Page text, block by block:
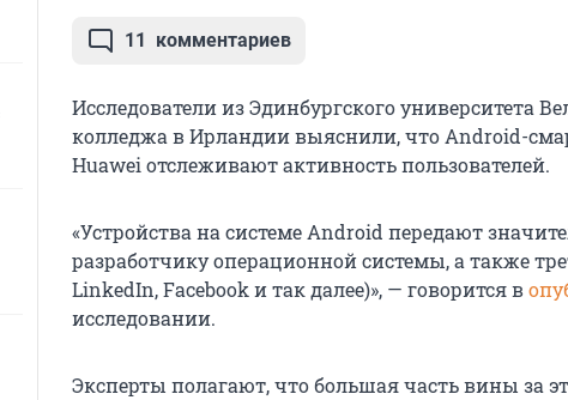
11 комментариев
Исследователи из Эдинбургского университета
колледжа в Ирландии выяснили, что Android-
Huawei отслеживают активность пользователей.
«Устройства на системе Android передают
разработчику операционной системы, а также
LinkedIn, Facebook и так далее)», — говорится в
исследовании.
Эксперты полагают, что большая часть вины за